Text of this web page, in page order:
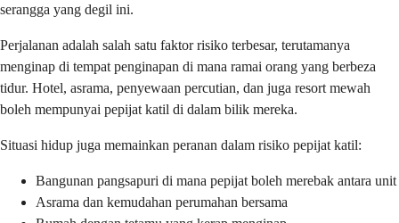
serangga yang degil ini.
Perjalanan adalah salah satu faktor risiko terbesar, terutamanya
menginap di tempat penginapan di mana ramai orang yang berbeza
tidur. Hotel, asrama, penyewaan percutian, dan juga resort mewah
boleh mempunyai pepijat katil di dalam bilik mereka.
Situasi hidup juga memainkan peranan dalam risiko pepijat katil:
Bangunan pangsapuri di mana pepijat boleh merebak antara unit
Asrama dan kemudahan perumahan bersama